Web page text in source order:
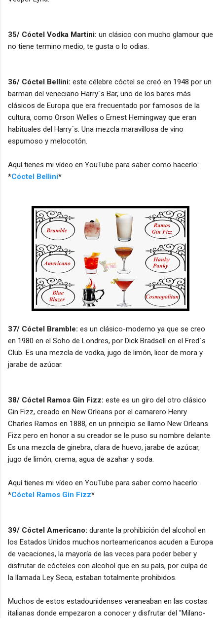
35/ Cóctel Vodka Martini: un clásico con mucho glamour que
no tiene termino medio, te gusta o lo odias.
36/ Cóctel Bellini: este célebre cóctel se creó en 1948 por un
barman del veneciano Harry´s Bar, uno de los bares más
clásicos de Europa que era frecuentado por famosos de la
cultura, como Orson Welles o Ernest Hemingway que eran
habituales del Harry´s. Una mezcla maravillosa de vino
espumoso y melocotón.
Aquí tienes mi vídeo en YouTube para saber como hacerlo:
*Cóctel Bellini*
37/ Cóctel Bramble: es un clásico-moderno ya que se creo
en 1980 en el Soho de Londres, por Dick Bradsell en el Fred´s
Club. Es una mezcla de vodka, jugo de limón, licor de mora y
jarabe de azúcar.
38/ Cóctel Ramos Gin Fizz: este es un giro del otro clásico
Gin Fizz, creado en New Orleans por el camarero Henry
Charles Ramos en 1888, en un principio se llamo New Orleans
Fizz pero en honor a su creador se le puso su nombre delante.
Es una mezcla de ginebra, clara de huevo, jarabe de azúcar,
jugo de limón, crema, agua de azahar y soda.
Aquí tienes mi vídeo en YouTube para saber como hacerlo:
*Cóctel Ramos Gin Fizz*
39/ Cóctel Americano: durante la prohibición del alcohol en
los Estados Unidos muchos norteamericanos acuden a Europa
de vacaciones, la mayoría de las veces para poder beber y
disfrutar de cócteles con alcohol que en su país, por culpa de
la llamada Ley Seca, estaban totalmente prohibidos.
Muchos de estos estadounidenses veraneaban en las costas
italianas donde empezaron a conocer y disfrutar del "Milano-